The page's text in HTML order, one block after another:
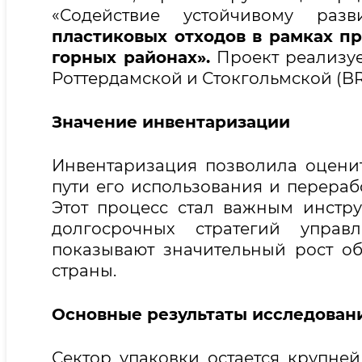
«Содействие устойчивому
пластиковых отходов в рамках
горных районах». Проект
Роттердамской и Стокгольмской
Значение инвентаризации
Инвентаризация позволила
пути его использования и
Этот процесс стал важным
долгосрочных стратегий
показывают значительный рост
страны.
Основные результаты
Сектор упаковки остается